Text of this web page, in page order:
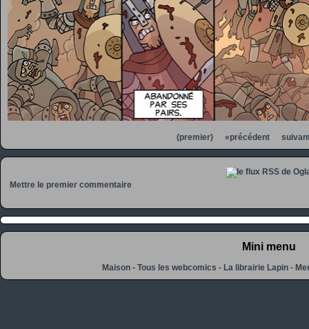
(premier) «précédent
Mettre le premier commentaire
Mini menu
Maison -Tous les webcomics -La librairie Lapin -